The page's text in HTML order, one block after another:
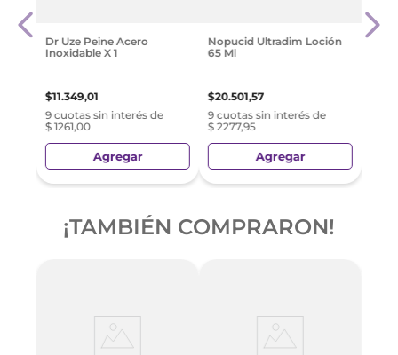
Dr Uze Peine Acero
Inoxidable X 1
$11.349,01
9 cuotas sin interés de
$ 1261,00
Agregar
Nopucid Ultradim Loción
65 Ml
$20.501,57
9 cuotas sin interés de
$ 2277,95
Agregar
$
¡TAMBIÉN COMPRARON!